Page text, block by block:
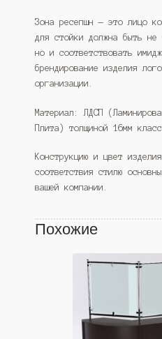
Зона ресепшн — это лицо
для стойки должна быть не
но и соответствовать
брендирование изделия
организации.
Материал: ЛДСП
Плита) толщиной 16мм
Конструкцию и цвет
соответствия стилю
вашей компании.
Похожие